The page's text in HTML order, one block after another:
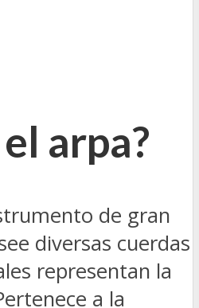
arpa?
de gran
diversas cuerdas
representan la
a la